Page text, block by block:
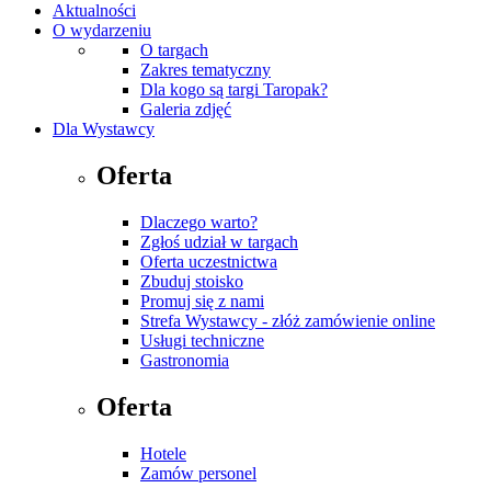
Aktualności
O wydarzeniu
O targach
Zakres tematyczny
Dla kogo są targi Taropak?
Galeria zdjęć
Dla Wystawcy
Oferta
Dlaczego warto?
Zgłoś udział w targach
Oferta uczestnictwa
Zbuduj stoisko
Promuj się z nami
Strefa Wystawcy - złóż zamówienie online
Usługi techniczne
Gastronomia
Oferta
Hotele
Zamów personel